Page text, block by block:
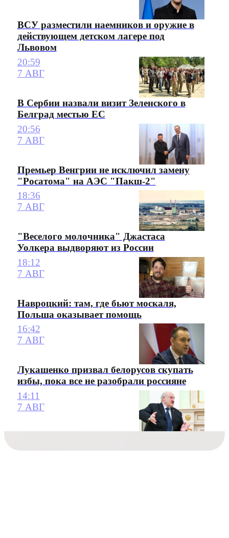
ВСУ разместили наемников и оружие в
действующем детском лагере под
Львовом
20:59
7 АВГ
В Сербии назвали визит Зеленского в
Белград местью ЕС
20:56
7 АВГ
Премьер Венгрии не исключил замену
"Росатома" на АЭС "Пакш-2"
18:36
7 АВГ
"Веселого молочника" Джастаса
Уолкера выдворяют из России
18:12
7 АВГ
Навроцкий: там, где бьют москаля,
Польша оказывает помощь
16:42
7 АВГ
Лукашенко призвал белорусов скупать
избы, пока все не разобрали россияне
14:11
7 АВГ